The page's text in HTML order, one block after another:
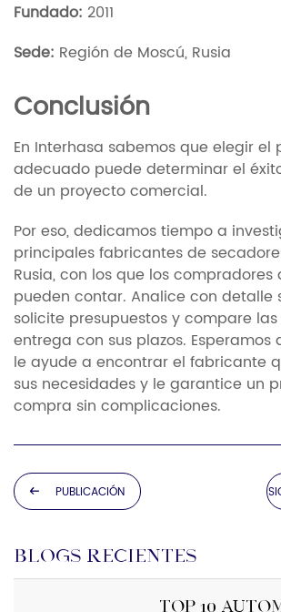
Fundado: 2011
Sede: Región de Moscú, Rusia
Conclusión
En Interhasa sabemos que elegir el
adecuado puede determinar el
de un proyecto comercial.
Por eso, dedicamos tiempo a
principales fabricantes de
Rusia, con los que los
pueden contar. Analice con detalle
solicite presupuestos y compare
entrega con sus plazos. Esperamos
le ayude a encontrar el fabricante
sus necesidades y le garantice un
compra sin complicaciones.
PUBLICACIÓN
BLOGS RECIENTES
Top 10